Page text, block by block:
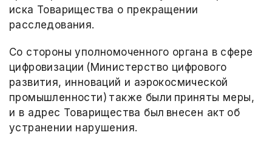
иска Товарищества о прекращении
расследования.
Со стороны уполномоченного органа в сфере
цифровизации (Министерство цифрового
развития, инноваций и аэрокосмической
промышленности) также были приняты меры,
и в адрес Товарищества был внесен акт об
устранении нарушения.